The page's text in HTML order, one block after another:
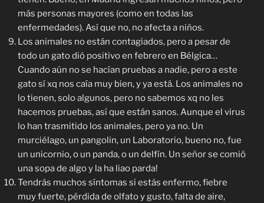
más personas mayores (como en todas las
enfermedades). Así que no, no afecta a niños.
Los animales no están contagiados, pero a pesar de
todo un gato dió positivo en febrero en Bélgica…
Cuando aún no se hacían pruebas a nadie, pero a este
gato sí xq nos caía muy bien, y ya está. Los animales no
lo tienen, solo algunos, pero no sabemos xq no les
hacemos pruebas, así que están sanos. Aunque el virus
lo han trasmitido los animales, pero ya no. Un
murciélago, un pangolin, un Laboratorio, bueno no, fue
un unicornio, o un panda, o un delfín. Un señor se comió
una sopa de algo y la ha liao parda!
Tendrás muchos síntomas si estás enfermo, fiebre
muy fuerte, pérdida de olfato y gusto, falta de aire,